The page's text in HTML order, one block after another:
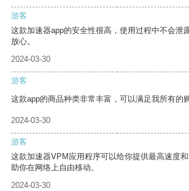
游客
这款加速器app的安全性很高，使用过程中不会泄
放心。
2024-03-30
游客
这款app的商品种类非常丰富，可以满足我所有的
2024-03-30
游客
这款加速器VPM应用程序可以给你提供最高速度
助你在网络上自由移动。
2024-03-30